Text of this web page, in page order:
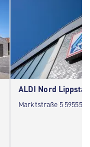
ALDI Nord
Marktstraße 5 59555